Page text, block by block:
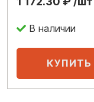
В наличии